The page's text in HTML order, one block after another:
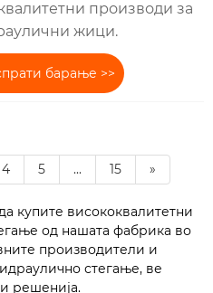
производи за
жици.
барање >>
4 5 ... 15 »
купите висококвалитетни
од нашата фабрика во
производители и
стегање, ве
решенија.